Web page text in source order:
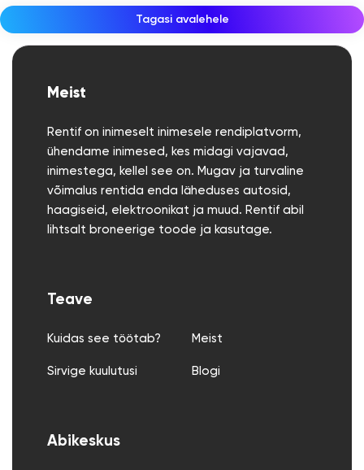
Tagasi avalehele
Meist
Rentif on inimeselt inimesele rendiplatvorm,
ühendame inimesed, kes midagi vajavad,
inimestega, kellel see on. Mugav ja turvaline
võimalus rentida enda läheduses autosid,
haagiseid, elektroonikat ja muud. Rentif abil
lihtsalt broneerige toode ja kasutage.
Teave
Kuidas see töötab? Meist
Sirvige kuulutusi Blogi
Abikeskus